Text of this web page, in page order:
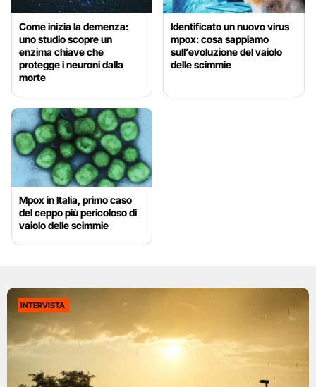
Come inizia la demenza:
uno studio scopre un
enzima chiave che
protegge i neuroni dalla
morte
Identificato un nuovo virus
mpox: cosa sappiamo
sull’evoluzione del vaiolo
delle scimmie
Mpox in Italia, primo caso
del ceppo più pericoloso di
vaiolo delle scimmie
INTERVISTA